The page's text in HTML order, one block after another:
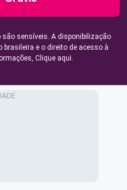
são sensíveis. A disponibilização
e o direito de acesso à
Clique aqui.